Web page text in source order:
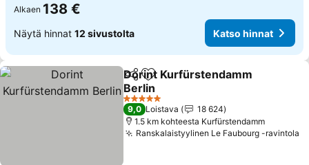
Alkaen 138 €
Näytä hinnat 12 sivustolta Katso hinnat
Jaa Lisää suosikkeihin
Dorint Kurfürstendamm
Berlin
Katso hinnat
5 Tähtiluokitus
9,0 Loistava
18 624
1.5 km kohteesta Kurfürstendamm
Ranskalaistyylinen Le Faubourg -ravintola